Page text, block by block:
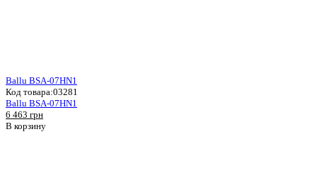
Ballu BSA-07HN1
Код товара:03281
Ballu BSA-07HN1
6 463 грн
В корзину